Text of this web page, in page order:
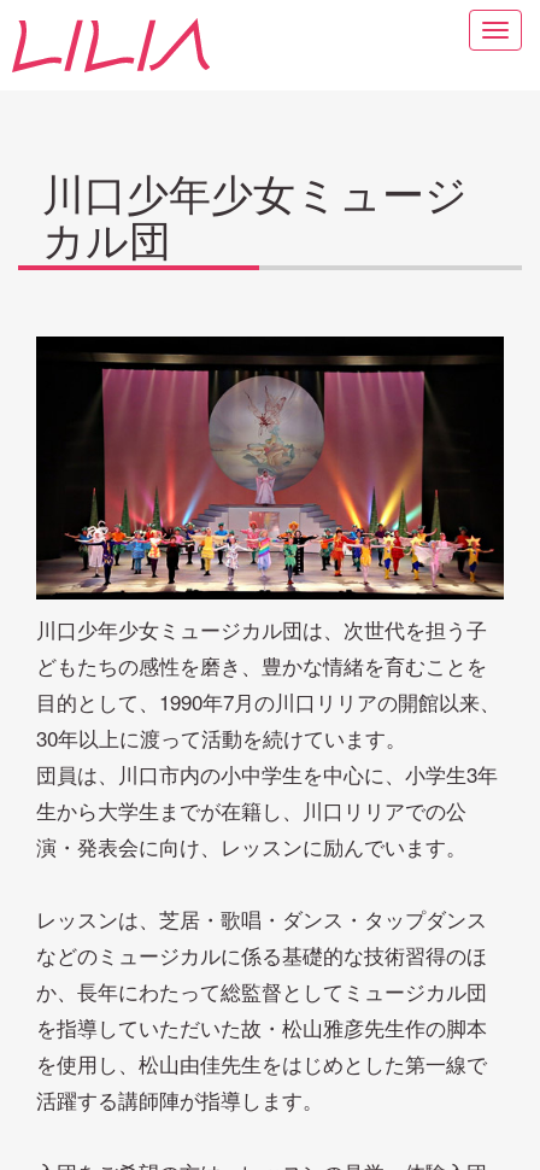
川口少年少女ミュージ
カル団
川口少年少女ミュージカル団は、次世代を担う子
どもたちの感性を磨き、豊かな情緒を育むことを
目的として、1990年7月の川口リリアの開館以来、
30年以上に渡って活動を続けています。
団員は、川口市内の小中学生を中心に、小学生3年
生から大学生までが在籍し、川口リリアでの公
演・発表会に向け、レッスンに励んでいます。
レッスンは、芝居・歌唱・ダンス・タップダンス
などのミュージカルに係る基礎的な技術習得のほ
か、長年にわたって総監督としてミュージカル団
を指導していただいた故・松山雅彦先生作の脚本
を使用し、松山由佳先生をはじめとした第一線で
活躍する講師陣が指導します。